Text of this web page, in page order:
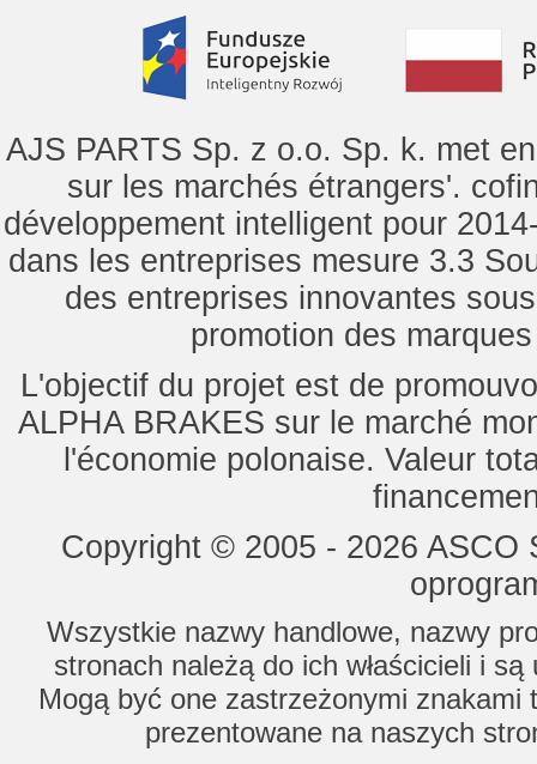
AJS PARTS Sp. z o.o. Sp. k. met
sur les marchés étrangers'.
développement intelligent pour
dans les entreprises mesure 3.3
des entreprises innovantes
promotion des
L'objectif du projet est de
ALPHA BRAKES sur le marché
l'économie polonaise. Valeur
Copyright © 2005 - 2026
Wszystkie nazwy handlowe, nazwy
stronach należą do ich właścicieli i
Mogą być one zastrzeżonymi znakami
prezentowane na naszych